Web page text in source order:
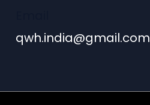
qwh.india@gmail.com